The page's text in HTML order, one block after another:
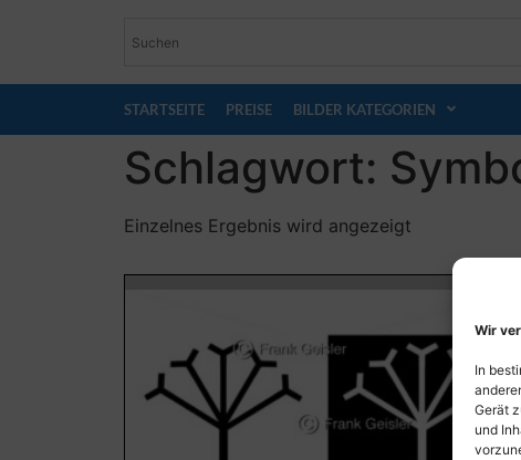
Wir
In
Gerät
und
STARTSEITE PREISE BILDER KATEGORIEN
Schlagwort:
Einzelnes Ergebnis wird angezeigt